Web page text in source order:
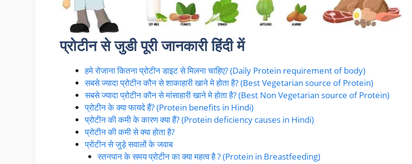
प्रोटीन से जुडी पूरी जानकारी हिंदी में
हमे रोजाना कितना प्रोटीन डाइट से मिलना चाहिए? (Daily Protein requirement of body)
सबसे ज्यादा प्रोटीन कौन से शाकाहारी खाने मे होता है? (Best Vegetarian source of Protein)
सबसे ज्यादा प्रोटीन कौन से मांसाहारी खाने मे होता है? (Best Non Vegetarian source of Protein)
प्रोटीन के क्या फायदे हैं? (Protein benefits in Hindi)
प्रोटीन की कमी के कारण क्या हैं? (Protein deficiency causes in Hindi)
प्रोटीन की कमी से क्या होता है?
प्रोटीन से जुड़े सवालों के जवाब
स्तनपान के समय प्रोटीन का क्या महत्व है ? (Protein in Breastfeeding)